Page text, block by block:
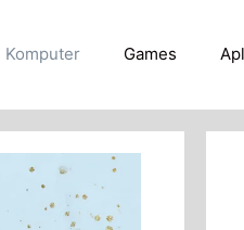
Komputer Games